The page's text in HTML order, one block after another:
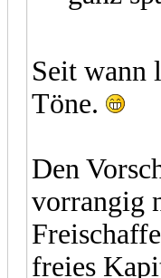
Seit wann
Töne.
Den
vorrangig
freies